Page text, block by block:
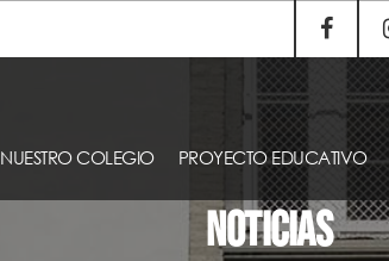
NUESTRO COLEGIO PROYECTO EDUCATIVO
NOTICIAS